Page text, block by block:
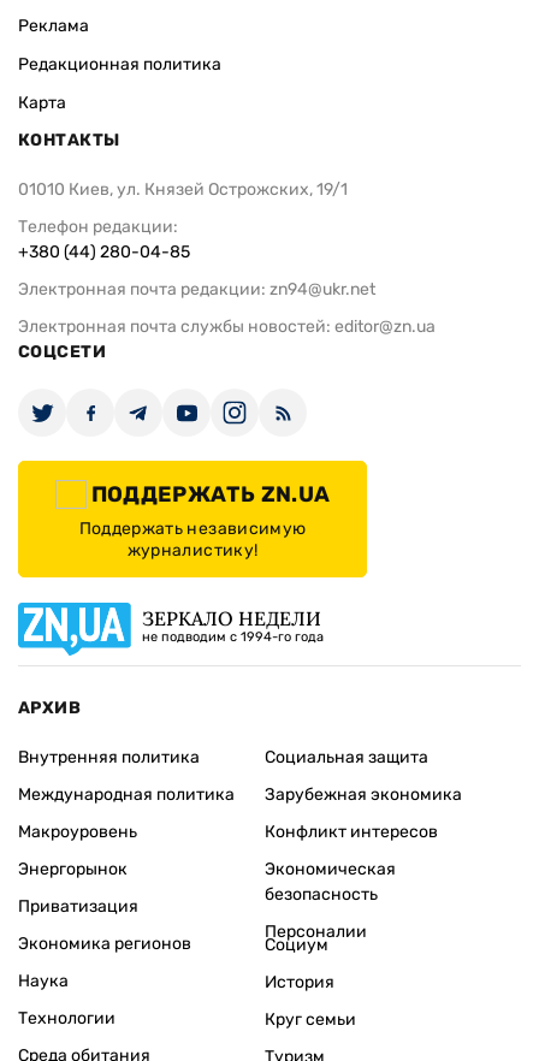
Реклама
Редакционная политика
Карта
КОНТАКТЫ
01010 Киев, ул. Князей Острожских, 19/1
Телефон редакции:
+380 (44) 280-04-85
Электронная почта редакции: zn94@ukr.net
Электронная почта службы новостей: editor@zn.ua
СОЦСЕТИ
ПОДДЕРЖАТЬ ZN.UA
Поддержать независимую
журналистику!
ЗЕРКАЛО НЕДЕЛИ
не подводим с 1994-го года
АРХИВ
Внутренняя политика
Международная политика
Макроуровень
Энергорынок
Приватизация
Экономика регионов
Социальная защита
Зарубежная экономика
Конфликт интересов
Экономическая
безопасность
Персоналии
Наука
Технологии
Среда обитания
Социум
История
Круг семьи